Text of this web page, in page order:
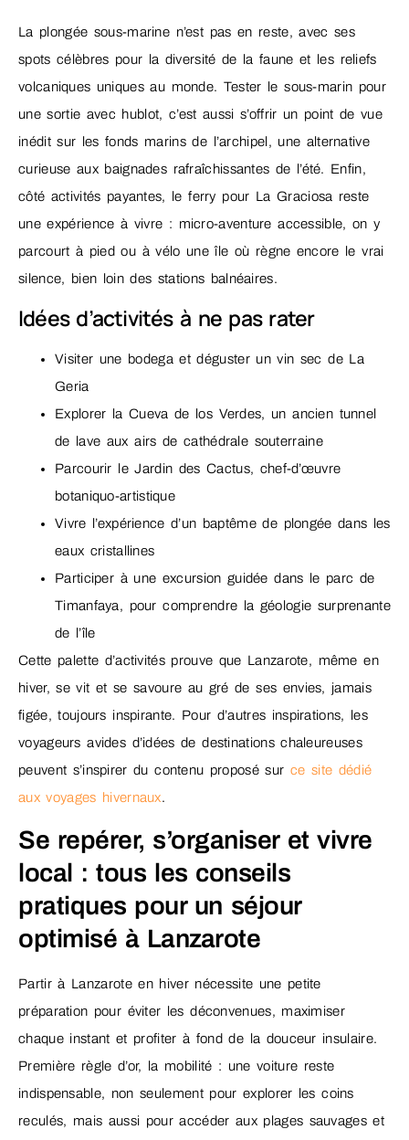
La plongée sous-marine n’est pas en reste, avec ses
spots célèbres pour la diversité de la faune et les reliefs
volcaniques uniques au monde. Tester le sous-marin pour
une sortie avec hublot, c’est aussi s’offrir un point de vue
inédit sur les fonds marins de l’archipel, une alternative
curieuse aux baignades rafraîchissantes de l’été. Enfin,
côté activités payantes, le ferry pour La Graciosa reste
une expérience à vivre : micro-aventure accessible, on y
parcourt à pied ou à vélo une île où règne encore le vrai
silence, bien loin des stations balnéaires.
Idées d’activités à ne pas rater
Visiter une bodega et déguster un vin sec de La
Geria
Explorer la Cueva de los Verdes, un ancien tunnel
de lave aux airs de cathédrale souterraine
Parcourir le Jardin des Cactus, chef-d’œuvre
botaniquo-artistique
Vivre l’expérience d’un baptême de plongée dans les
eaux cristallines
Participer à une excursion guidée dans le parc de
Timanfaya, pour comprendre la géologie surprenante
de l’île
Cette palette d’activités prouve que Lanzarote, même en
hiver, se vit et se savoure au gré de ses envies, jamais
figée, toujours inspirante. Pour d’autres inspirations, les
voyageurs avides d’idées de destinations chaleureuses
peuvent s’inspirer du contenu proposé sur ce site dédié
aux voyages hivernaux.
Se repérer, s’organiser et vivre
local : tous les conseils
pratiques pour un séjour
optimisé à Lanzarote
Partir à Lanzarote en hiver nécessite une petite
préparation pour éviter les déconvenues, maximiser
chaque instant et profiter à fond de la douceur insulaire.
Première règle d’or, la mobilité : une voiture reste
indispensable, non seulement pour explorer les coins
reculés, mais aussi pour accéder aux plages sauvages et